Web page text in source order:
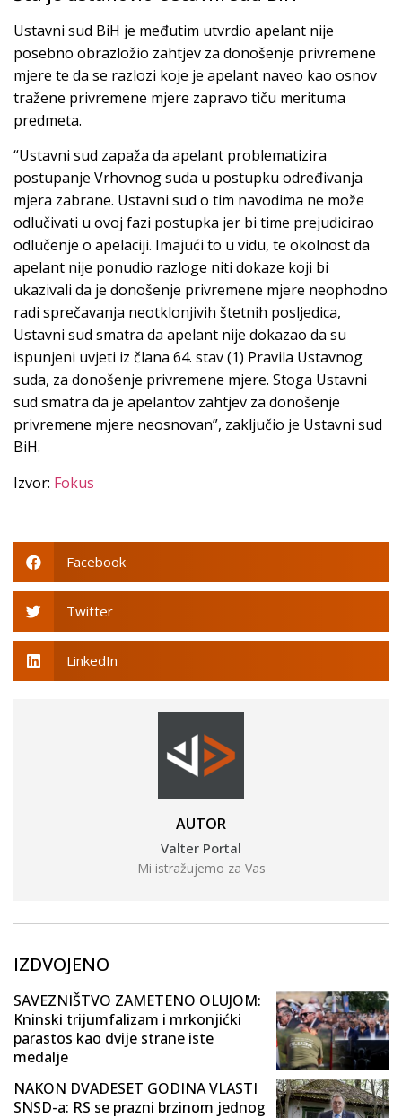
Ustavni sud BiH je međutim utvrdio apelant nije
posebno obrazložio zahtjev za donošenje privremene
mjere te da se razlozi koje je apelant naveo kao osnov
tražene privremene mjere zapravo tiču merituma
predmeta.
“Ustavni sud zapaža da apelant problematizira
postupanje Vrhovnog suda u postupku određivanja
mjera zabrane. Ustavni sud o tim navodima ne može
odlučivati u ovoj fazi postupka jer bi time prejudicirao
odlučenje o apelaciji. Imajući to u vidu, te okolnost da
apelant nije ponudio razloge niti dokaze koji bi
ukazivali da je donošenje privremene mjere neophodno
radi sprečavanja neotklonjivih štetnih posljedica,
Ustavni sud smatra da apelant nije dokazao da su
ispunjeni uvjeti iz člana 64. stav (1) Pravila Ustavnog
suda, za donošenje privremene mjere. Stoga Ustavni
sud smatra da je apelantov zahtjev za donošenje
privremene mjere neosnovan”, zaključio je Ustavni sud
BiH.
Izvor: Fokus
Facebook
Twitter
LinkedIn
AUTOR
Valter Portal
Mi istražujemo za Vas
IZDVOJENO
SAVEZNIŠTVO ZAMETENO OLUJOM:
Kninski trijumfalizam i mrkonjićki
parastos kao dvije strane iste
medalje
NAKON DVADESET GODINA VLASTI
SNSD-a: RS se prazni brzinom jednog